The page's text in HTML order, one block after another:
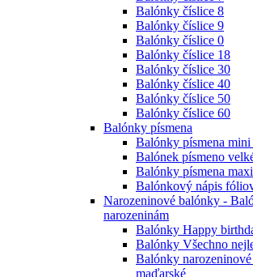
Balónky číslice 8
Balónky číslice 9
Balónky číslice 0
Balónky číslice 18
Balónky číslice 30
Balónky číslice 40
Balónky číslice 50
Balónky číslice 60
Balónky písmena
Balónky písmena mini
Balónek písmeno
Balónky písmena
Balónkový nápis
Narozeninové balónky -
narozeninám
Balónky Happy
Balónky Všechno
Balónky
maďarské